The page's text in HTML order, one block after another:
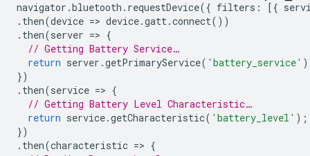
navigator .bluetooth . requestDevice({ filters : [{
. then(device => device.gatt.connect())
. then(server => {
// Getting Battery Service…
return server .getPrimaryService( 'battery_service'
})
. then(service => {
// Getting Battery Level Characteristic…
return service.getCharacteristic( 'battery_level' );
})
. then(characteristic => {